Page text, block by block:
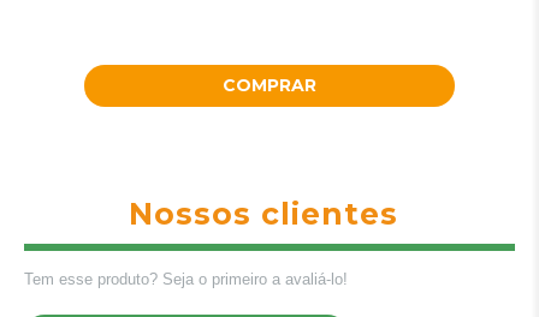
COMPRAR
Nossos clientes
Tem esse produto? Seja o primeiro a avaliá-lo!